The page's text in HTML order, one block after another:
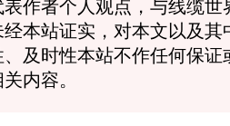
作者个人观点，与线缆
本站证实，对本文以及
及时性本站不作任何保
内容。